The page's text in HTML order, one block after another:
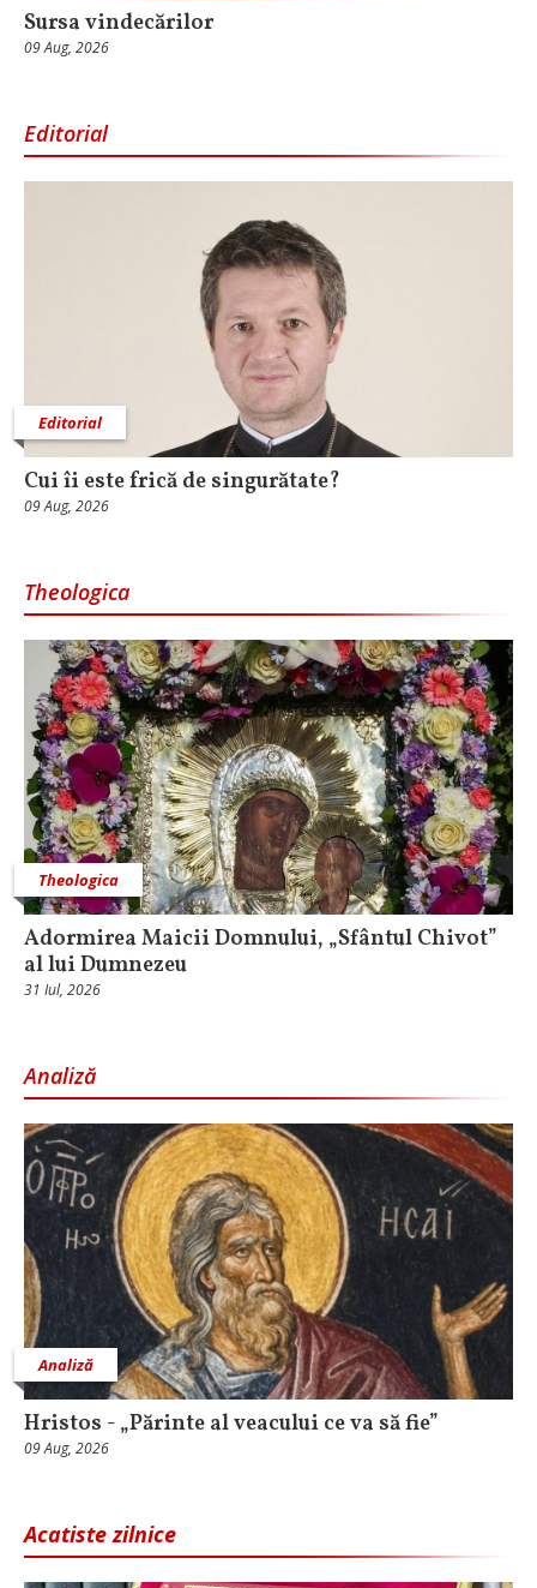
Sursa vindecărilor
09 Aug, 2026
Editorial
Editorial
Cui îi este frică de singurătate?
09 Aug, 2026
Theologica
Theologica
Adormirea Maicii Domnului, „Sfântul Chivot”
al lui Dumnezeu
31 Iul, 2026
Analiză
Analiză
Hristos - „Părinte al veacului ce va să fie”
09 Aug, 2026
Acatiste zilnice